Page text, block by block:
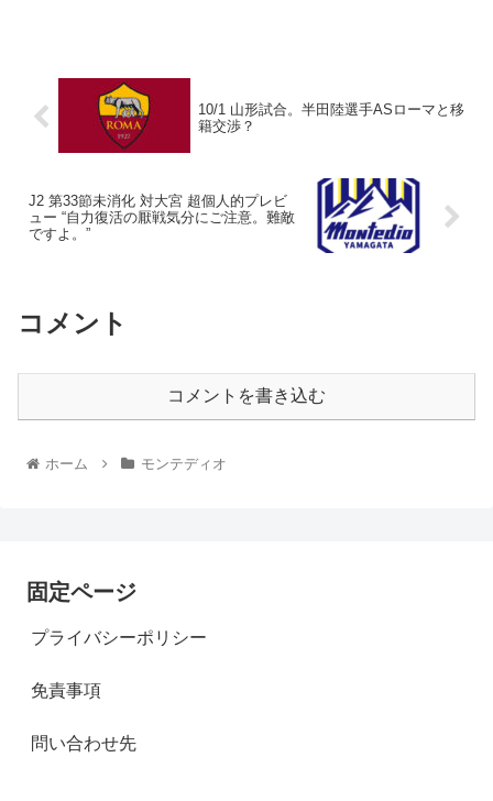
10/1 山形試合。半田陸選手ASローマと移
籍交渉？
J2 第33節未消化 対大宮 超個人的プレビ
ュー “自力復活の厭戦気分にご注意。難敵
ですよ。”
コメント
コメントを書き込む
ホーム モンテディオ
固定ページ
プライバシーポリシー
免責事項
問い合わせ先